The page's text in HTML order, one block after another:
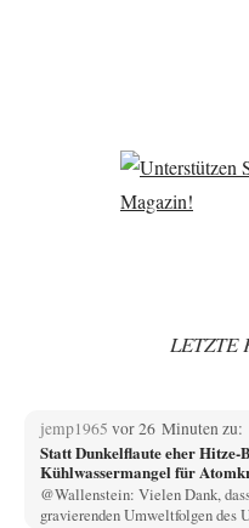
LETZTE
jemp1965 vor 26 Minuten zu:
Statt Dunkelflaute eher Hitze-
Kühlwassermangel für
@Wallenstein: Vielen Dank,
gravierenden Umweltfolgen